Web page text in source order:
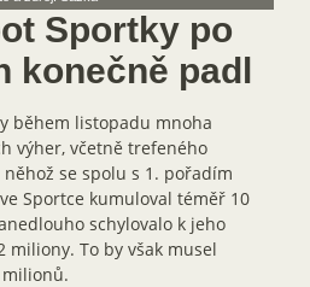
Sportky po
konečně padl
během listopadu mnoha
výher, včetně trefeného
se spolu s 1. pořadím
Sportce kumuloval téměř 10
schylovalo k jeho
miliony. To by však musel